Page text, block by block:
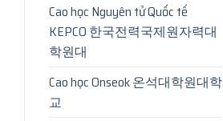
Cao học Nguyên tử Quốc tế
KEPCO 한국전력국제원자력대
학원대
Cao học Onseok 온석대학원대학
교